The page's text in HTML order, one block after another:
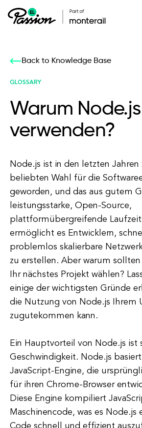
Back to Knowledge Base
GLOSSARY
Warum Node.js
verwenden?
Node.js ist in den letzten Jahren
beliebten Wahl für die
geworden, und das aus gutem
leistungsstarke, Open-Source,
plattformübergreifende
ermöglicht es Entwicklern,
problemlos skalierbare
zu erstellen. Aber warum
Ihr nächstes Projekt wählen?
einige der wichtigsten Gründe
die Nutzung von Node.js Ihrem
zugutekommen kann.
Ein Hauptvorteil von Node.js ist
Geschwindigkeit. Node.js
JavaScript-Engine, die
für ihren Chrome-Browser
Diese Engine kompiliert
Maschinencode, was es Node.js
Code schnell und effizient